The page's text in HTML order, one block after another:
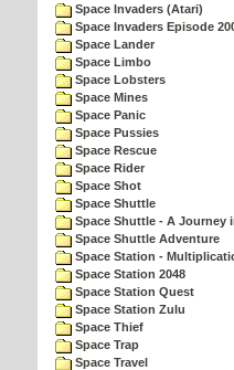
Space Invaders (Atari)
Space Invaders Episode
Space Lander
Space Limbo
Space Lobsters
Space Mines
Space Panic
Space Pussies
Space Rescue
Space Rider
Space Shot
Space Shuttle
Space Shuttle - A Journey
Space Shuttle Adventure
Space Station -
Space Station 2048
Space Station Quest
Space Station Zulu
Space Thief
Space Trap
Space Travel